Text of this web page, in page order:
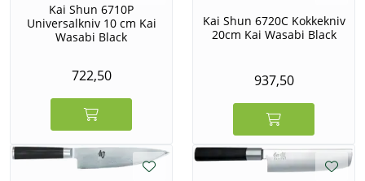
Kai Shun 6710P
Universalkniv 10 cm Kai
Wasabi Black
722,50
Kai Shun 6720C Kokkekniv
20cm Kai Wasabi Black
937,50